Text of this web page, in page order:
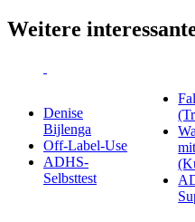
Weitere
Denise
Bijlenga
Off-Label-Use
ADHS-
Selbsttest